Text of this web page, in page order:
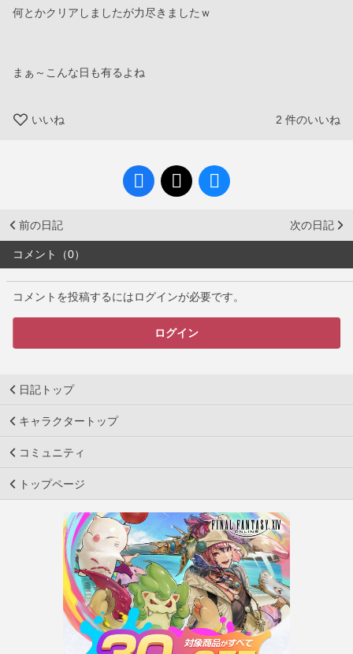
何とかクリアしましたが力尽きましたｗ
まぁ～こんな日も有るよね
いいね 2 件のいいね
前の日記 次の日記
コメント（0）
コメントを投稿するにはログインが必要です。
ログイン
日記トップ
キャラクタートップ
コミュニティ
トップページ